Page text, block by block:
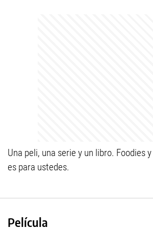
Una peli, una serie y un libro. Foodies
es para ustedes.
Película